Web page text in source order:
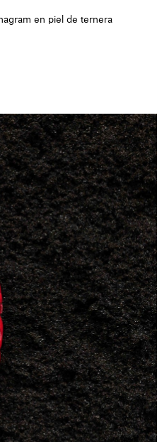
en piel de ternera